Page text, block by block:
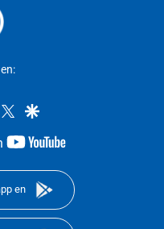
twittergoogle
youtube-
en